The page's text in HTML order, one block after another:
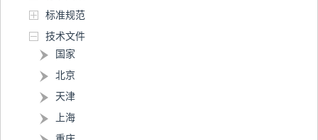
标准规范
技术文件
国家
北京
天津
上海